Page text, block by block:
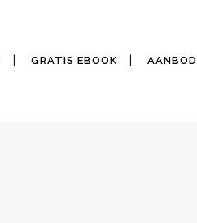
GRATIS EBOOK AANBOD